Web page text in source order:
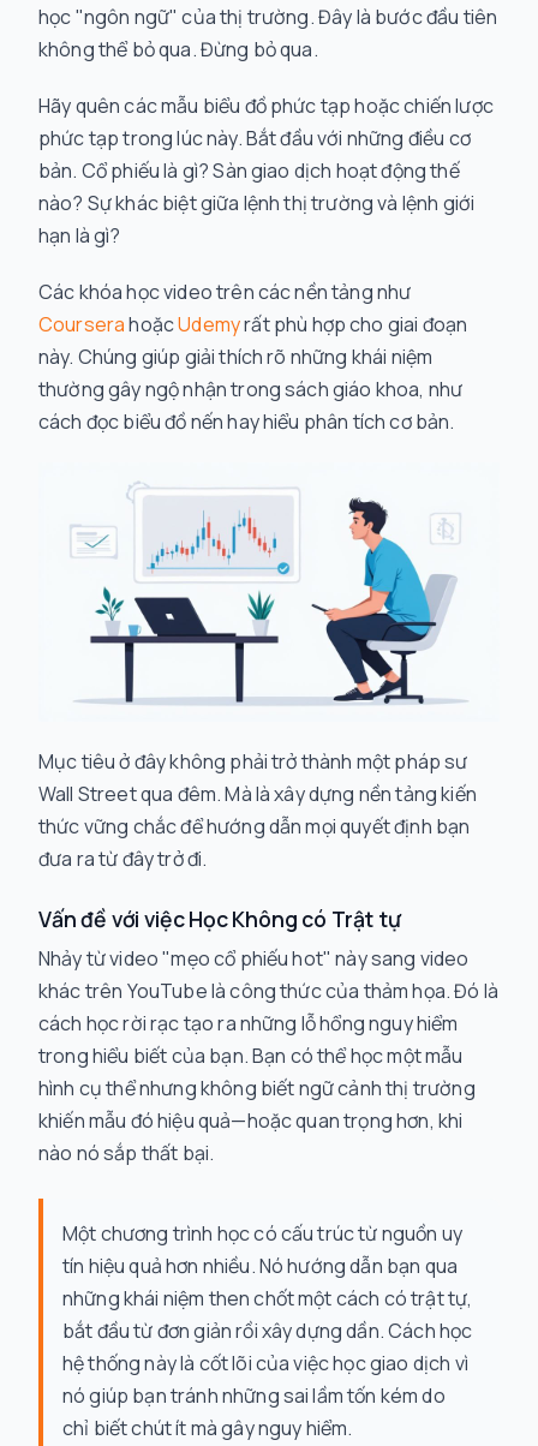
học "ngôn ngữ" của thị trường. Đây là bước đầu tiên
không thể bỏ qua. Đừng bỏ qua.
Hãy quên các mẫu biểu đồ phức tạp hoặc chiến lược
phức tạp trong lúc này. Bắt đầu với những điều cơ
bản. Cổ phiếu là gì? Sàn giao dịch hoạt động thế
nào? Sự khác biệt giữa lệnh thị trường và lệnh giới
hạn là gì?
Các khóa học video trên các nền tảng như
CourserahoặcUdemyrất phù hợp cho giai đoạn
này. Chúng giúp giải thích rõ những khái niệm
thường gây ngộ nhận trong sách giáo khoa, như
cách đọc biểu đồ nến hay hiểu phân tích cơ bản.
Mục tiêu ở đây không phải trở thành một pháp sư
Wall Street qua đêm. Mà là xây dựng nền tảng kiến
thức vững chắc để hướng dẫn mọi quyết định bạn
đưa ra từ đây trở đi.
Vấn đề với việc Học Không có Trật tự
Nhảy từ video "mẹo cổ phiếu hot" này sang video
khác trên YouTube là công thức của thảm họa. Đó là
cách học rời rạc tạo ra những lỗ hổng nguy hiểm
trong hiểu biết của bạn. Bạn có thể học một mẫu
hình cụ thể nhưng không biết ngữ cảnh thị trường
khiến mẫu đó hiệu quả—hoặc quan trọng hơn, khi
nào nó sắp thất bại.
Một chương trình học có cấu trúc từ nguồn uy
tín hiệu quả hơn nhiều. Nó hướng dẫn bạn qua
những khái niệm then chốt một cách có trật tự,
bắt đầu từ đơn giản rồi xây dựng dần. Cách học
hệ thống này là cốt lõi của việc học giao dịch vì
nó giúp bạn tránh những sai lầm tốn kém do
chỉ biết chút ít mà gây nguy hiểm.